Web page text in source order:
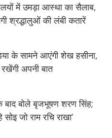
में उमड़ा आस्था का सैलाब,
श्रद्धालुओं की लंबी कतारें
के सामने आएंगी शेख हसीना,
अपनी बात
बाद बोले बृजभूषण शरण सिंह;
सोइ जो राम रचि राखा’